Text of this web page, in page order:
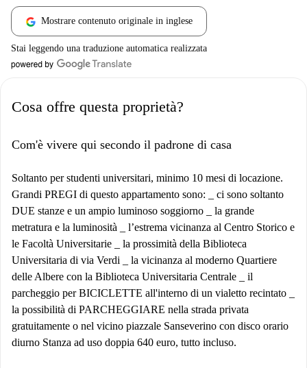
Mostrare contenuto originale in inglese
Stai leggendo una traduzione automatica realizzata
Cosa offre questa proprietà?
Com'è vivere qui secondo il padrone di casa
Soltanto per studenti universitari, minimo 10 mesi di locazione.
Grandi PREGI di questo appartamento sono: _ ci sono soltanto
DUE stanze e un ampio luminoso soggiorno _ la grande
metratura e la luminosità _ l’estrema vicinanza al Centro Storico e
le Facoltà Universitarie _ la prossimità della Biblioteca
Universitaria di via Verdi _ la vicinanza al moderno Quartiere
delle Albere con la Biblioteca Universitaria Centrale _ il
parcheggio per BICICLETTE all'interno di un vialetto recintato _
la possibilità di PARCHEGGIARE nella strada privata
gratuitamente o nel vicino piazzale Sanseverino con disco orario
diurno Stanza ad uso doppia 640 euro, tutto incluso.